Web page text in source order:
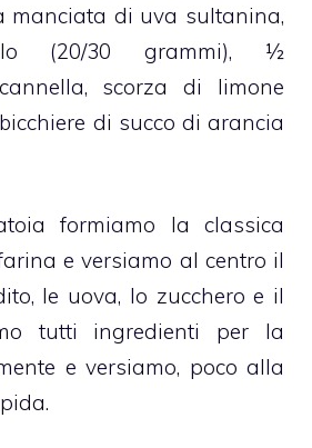
manciata di uva sultanina,
(20/30 grammi), ½
scorza di limone
di succo di arancia
formiamo la classica
e versiamo al centro il
le uova, lo zucchero e il
tutti ingredienti per la
e versiamo, poco alla